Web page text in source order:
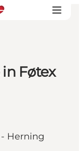
Føtex
Herning